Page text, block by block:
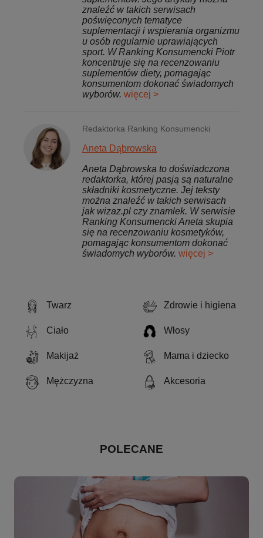
Twarz Zdrowie i higiena
Ciało Włosy
Makijaż Mama i dziecko
Mężczyzna Akcesoria
POLECANE
znaleźć w takich serwisach
poświęconych tematyce
suplementacji i wspierania organizmu
u osób regularnie uprawiających
sport. W Ranking Konsumencki Piotr
koncentruje się na recenzowaniu
suplementów diety, pomagając
konsumentom dokonać świadomych
wyborów. więcej >
Redaktorka Ranking Konsumencki
Aneta Dąbrowska
Aneta Dąbrowska to doświadczona
redaktorka, której pasją są naturalne
składniki kosmetyczne. Jej teksty
można znaleźć w takich serwisach
jak wizaz.pl czy znamlek. W serwisie
Ranking Konsumencki Aneta skupia
się na recenzowaniu kosmetyków,
pomagając konsumentom dokonać
świadomych wyborów. więcej >